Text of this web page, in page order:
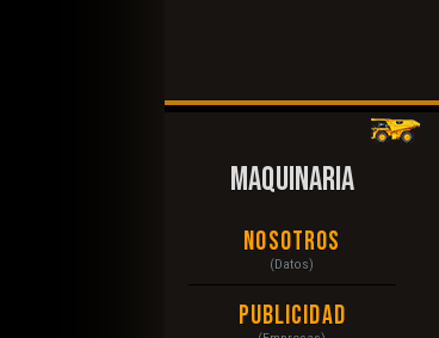
MAQUINARIA
Nosotros
(Datos)
Publicidad